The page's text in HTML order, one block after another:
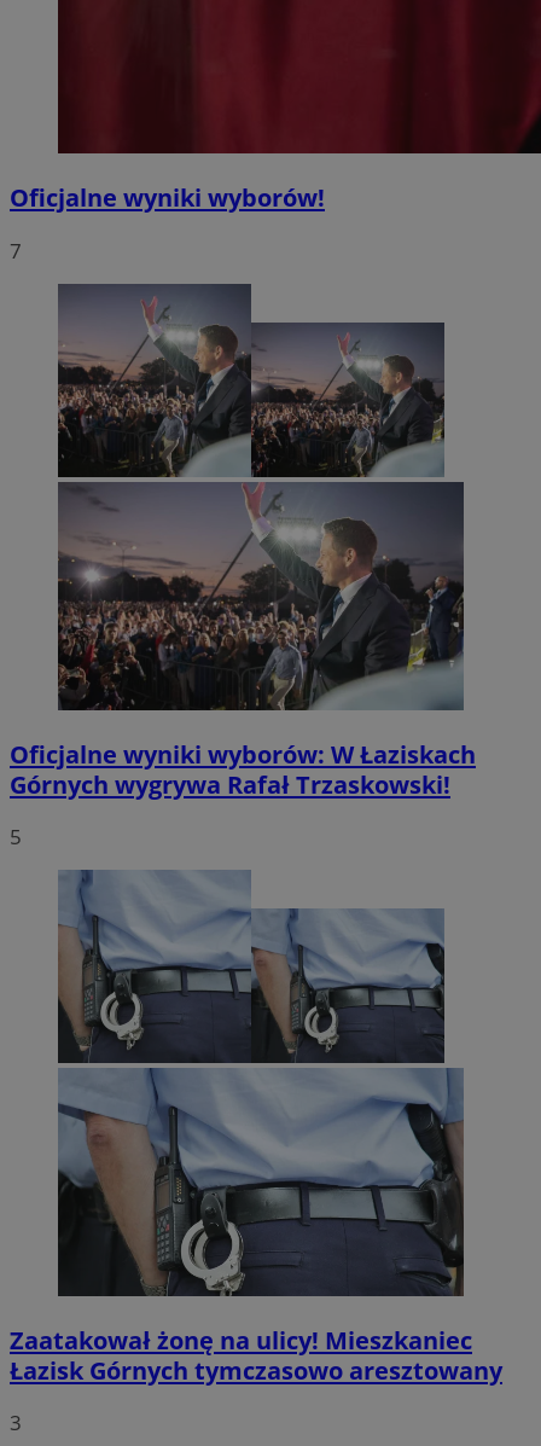
Oficjalne wyniki wyborów!
7
Oficjalne wyniki wyborów: W Łaziskach
Górnych wygrywa Rafał Trzaskowski!
5
Zaatakował żonę na ulicy! Mieszkaniec
Łazisk Górnych tymczasowo aresztowany
3